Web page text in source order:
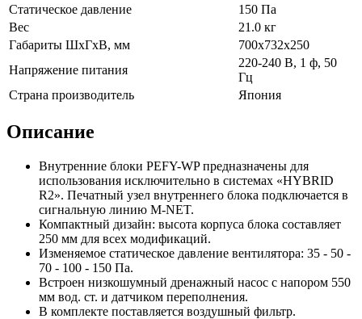
Статическое давление
150 Па
Вес
21.0 кг
Габариты ШхГхВ, мм
700x732x250
Напряжение питания
220-240 В, 1 ф, 50
Гц
Страна производитель
Япония
Описание
Внутренние блоки PEFY-WP предназначены для
использования исключительно в системах «HYBRID
R2». Печатный узел внутреннего блока подключается в
сигнальную линию M-NET.
Компактный дизайн: высота корпуса блока составляет
250 мм для всех модификаций.
Изменяемое статическое давление вентилятора: 35 - 50 -
70 - 100 - 150 Па.
Встроен низкошумный дренажный насос с напором 550
мм вод. ст. и датчиком переполнения.
В комплекте поставляется воздушный фильтр.